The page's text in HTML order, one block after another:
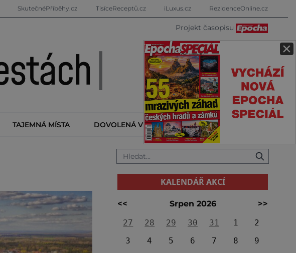
×
SkutečnéPříběhy.cz TisíceReceptů.cz iLuxus.cz RezidenceOnline.cz
Projekt časopisu
TAJEMNÁ MÍSTA DOVOLENÁ V ZAHRANIČÍ KALENDÁŘ AKCÍ
KALENDÁŘ AKCÍ
<< Srpen 2026
>>
27
28 29 30 31 1
2
3
4 5 6 7 8
9